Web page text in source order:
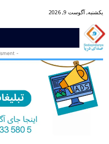
یکشنبه, آگوست 9, 2026
- Advertisment -